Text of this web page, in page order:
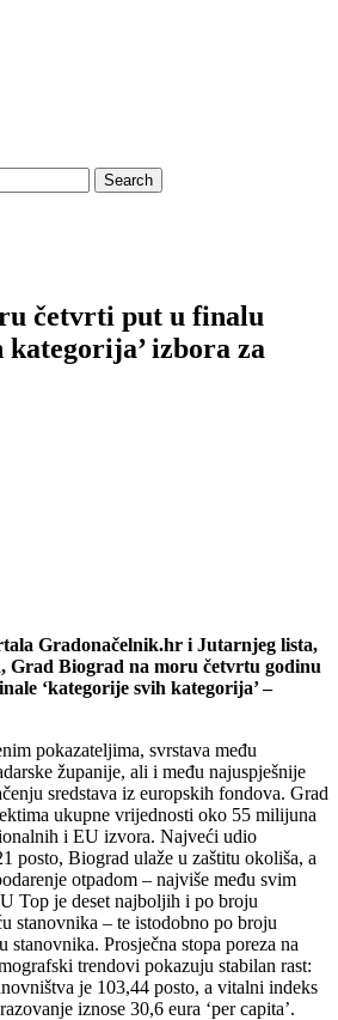
četvrti put u finalu
kategorija’ izbora za
Gradonačelnik.hr i Jutarnjeg lista,
Grad Biograd na moru četvrtu godinu
‘kategorije svih kategorija’ –
pokazateljima, svrstava među
županije, ali i među najuspješnije
sredstava iz europskih fondova. Grad
ukupne vrijednosti oko 55 milijuna
i EU izvora. Najveći udio
posto, Biograd ulaže u zaštitu okoliša, a
otpadom – najviše među svim
Top je deset najboljih i po broju
stanovnika – te istodobno po broju
stanovnika. Prosječna stopa poreza na
trendovi pokazuju stabilan rast:
je 103,44 posto, a vitalni indeks
iznose 30,6 eura ‘per capita’.